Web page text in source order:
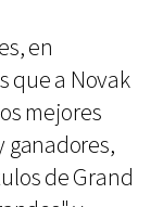
en
que a Novak
mejores
ganadores,
de Grand